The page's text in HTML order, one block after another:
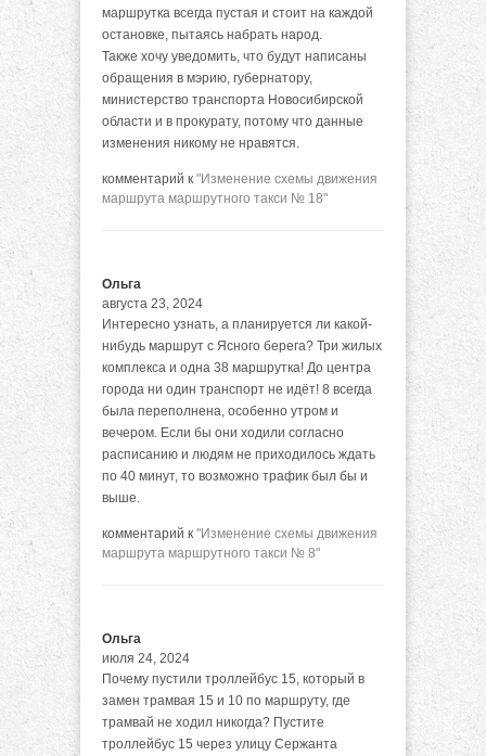
маршрутка всегда пустая и стоит на каждой
остановке, пытаясь набрать народ.
Также хочу уведомить, что будут написаны
обращения в мэрию, губернатору,
министерство транспорта Новосибирской
области и в прокурату, потому что данные
изменения никому не нравятся.
комментарий к "Изменение схемы движения
маршрута маршрутного такси № 18"
Ольга
августа 23, 2024
Интересно узнать, а планируется ли какой-
нибудь маршрут с Ясного берега? Три жилых
комплекса и одна 38 маршрутка! До центра
города ни один транспорт не идёт! 8 всегда
была переполнена, особенно утром и
вечером. Если бы они ходили согласно
расписанию и людям не приходилось ждать
по 40 минут, то возможно трафик был бы и
выше.
комментарий к "Изменение схемы движения
маршрута маршрутного такси № 8"
Ольга
июля 24, 2024
Почему пустили троллейбус 15, который в
замен трамвая 15 и 10 по маршруту, где
трамвай не ходил никогда? Пустите
троллейбус 15 через улицу Сержанта